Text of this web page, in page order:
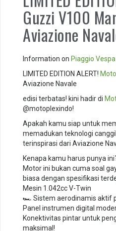
Guzzi V100
Aviazione
Information on Piaggio Vespa
LIMITED EDITION ALERT!
Aviazione Navale
edisi terbatas! kini hadir di
@motoplexindo!
Apakah kamu siap untuk
memadukan teknologi
terinspirasi dari Aviazione
Kenapa kamu harus punya
Motor ini bukan cuma soal
biasa dengan spesifikasi
Mesin 1.042cc V-Twin
🏎️ Sistem aerodinamis aktif
Panel instrumen digital
Konektivitas pintar untuk
maksimal!